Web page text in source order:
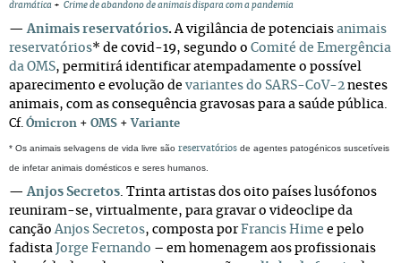
dramática + Crime de abandono de animais dispara com a pandemia
— Animais reservatórios.A vigilância de potenciais animais
reservatórios* de covid-19, segundo o Comité de Emergência
da OMS, permitirá identificar atempadamente o possível
aparecimento e evolução de variantes do SARS-CoV-2 nestes
animais, com as consequência gravosas para a saúde pública.
Cf. Ómicron + OMS + Variante
* Os animais selvagens de vida livre são reservatórios de agentes patogénicos suscetíveis
de infetar animais domésticos e seres humanos.
— Anjos Secretos. Trinta artistas dos oito países lusófonos
reuniram-se, virtualmente, para gravar o videoclipe da
canção Anjos Secretos, composta por Francis Hime e pelo
fadista Jorge Fernando – em homenagem aos profissionais